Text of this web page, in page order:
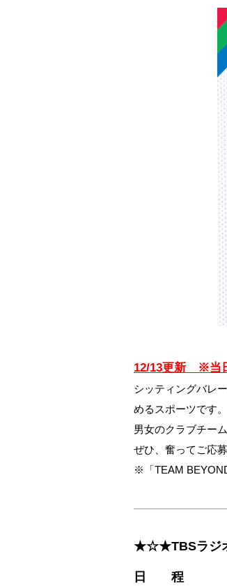
12/13更新 ※当
シッティングバレ
めるスポーツです。
男女のクラブチー
ぜひ、奮ってご応
※「TEAM
★☆★TBSラジ
日 程